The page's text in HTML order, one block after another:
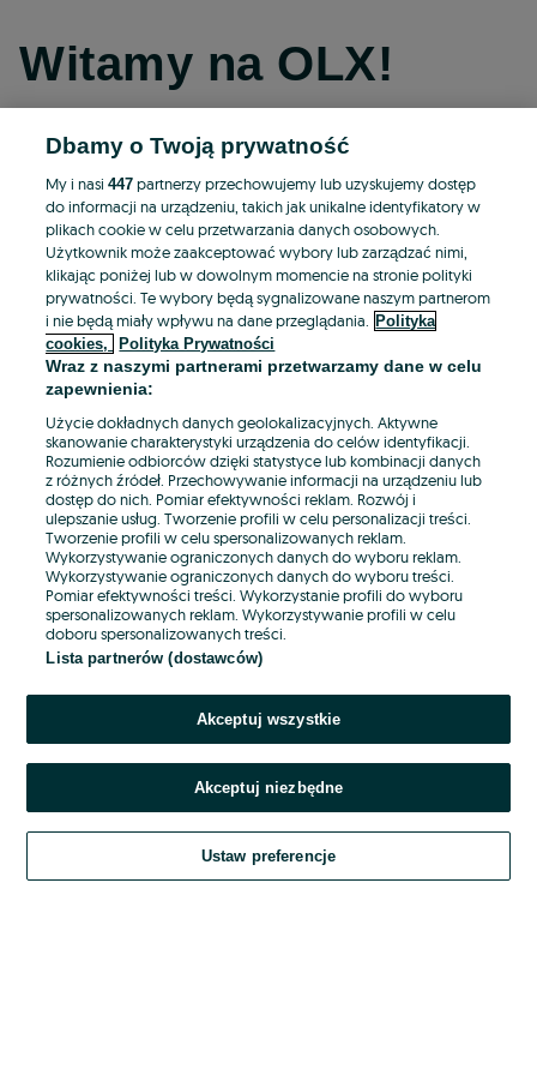
Witamy na OLX!
Kontynuuj przez Facebooka
Kontynuuj przez konto Apple
Kontynuuj przez konto Google
LUB
E-mail
Hasło
Nie pamiętasz hasła?
Zaloguj się
Kontynuując za pośrednictwem jednego z dostawców wskazanych powyżej,
Regulamin serwisu OLX.pl w jego aktualnym brzmieniu.
Dbamy o Twoją prywatność
My i nasi447 partnerzy przechowujemy lub uzyskujemy dostęp
do informacji na urządzeniu, takich jak unikalne identyfikatory w
plikach cookie w celu przetwarzania danych osobowych.
Użytkownik może zaakceptować wybory lub zarządzać nimi,
klikając poniżej lub w dowolnym momencie na stronie polityki
prywatności. Te wybory będą sygnalizowane naszym partnerom
i nie będą miały wpływu na dane przeglądania.
Polityka
cookies,
Polityka Prywatności
Wraz z naszymi partnerami przetwarzamy dane w celu
zapewnienia:
Użycie dokładnych danych geolokalizacyjnych. Aktywne
skanowanie charakterystyki urządzenia do celów identyfikacji.
Rozumienie odbiorców dzięki statystyce lub kombinacji danych
z różnych źródeł. Przechowywanie informacji na urządzeniu lub
dostęp do nich. Pomiar efektywności reklam. Rozwój i
ulepszanie usług. Tworzenie profili w celu personalizacji treści.
Tworzenie profili w celu spersonalizowanych reklam.
Wykorzystywanie ograniczonych danych do wyboru reklam.
Wykorzystywanie ograniczonych danych do wyboru treści.
Pomiar efektywności treści. Wykorzystanie profili do wyboru
spersonalizowanych reklam. Wykorzystywanie profili w celu
doboru spersonalizowanych treści.
Lista partnerów (dostawców)
Akceptuj wszystkie
Akceptuj niezbędne
Ustaw preferencje